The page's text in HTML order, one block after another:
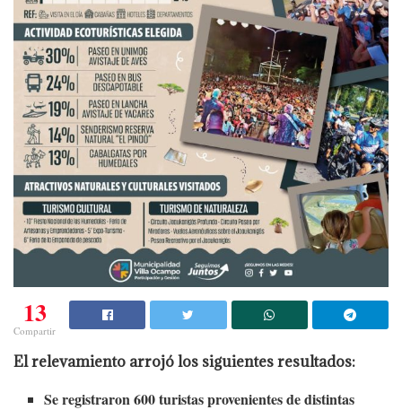
13
Compartir
El relevamiento arrojó los siguientes resultados:
Se registraron 600 turistas provenientes de distintas